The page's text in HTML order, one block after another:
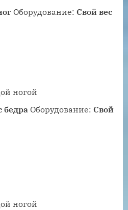
Оборудование: Свой вес
ногой
бедра Оборудование: Свой
ногой